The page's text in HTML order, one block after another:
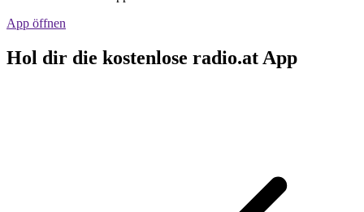
App öffnen
Hol dir die kostenlose radio.at App